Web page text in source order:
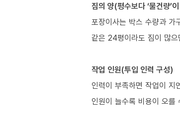
짐의 양(평수보다 ‘물건량’
포장이사는 박스 수량과 가
같은 24평이라도 짐이 많
작업 인원(투입 인력 구성)
인력이 부족하면 작업이 지
인원이 늘수록 비용이 오를